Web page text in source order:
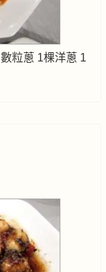
粒蔥 1棵洋蔥 1